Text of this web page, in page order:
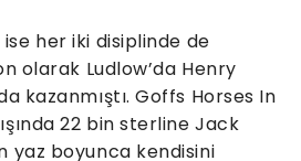
her iki disiplinde de
olarak Ludlow’da Henry
kazanmıştı. Goffs Horses In
22 bin sterline Jack
yaz boyunca kendisini